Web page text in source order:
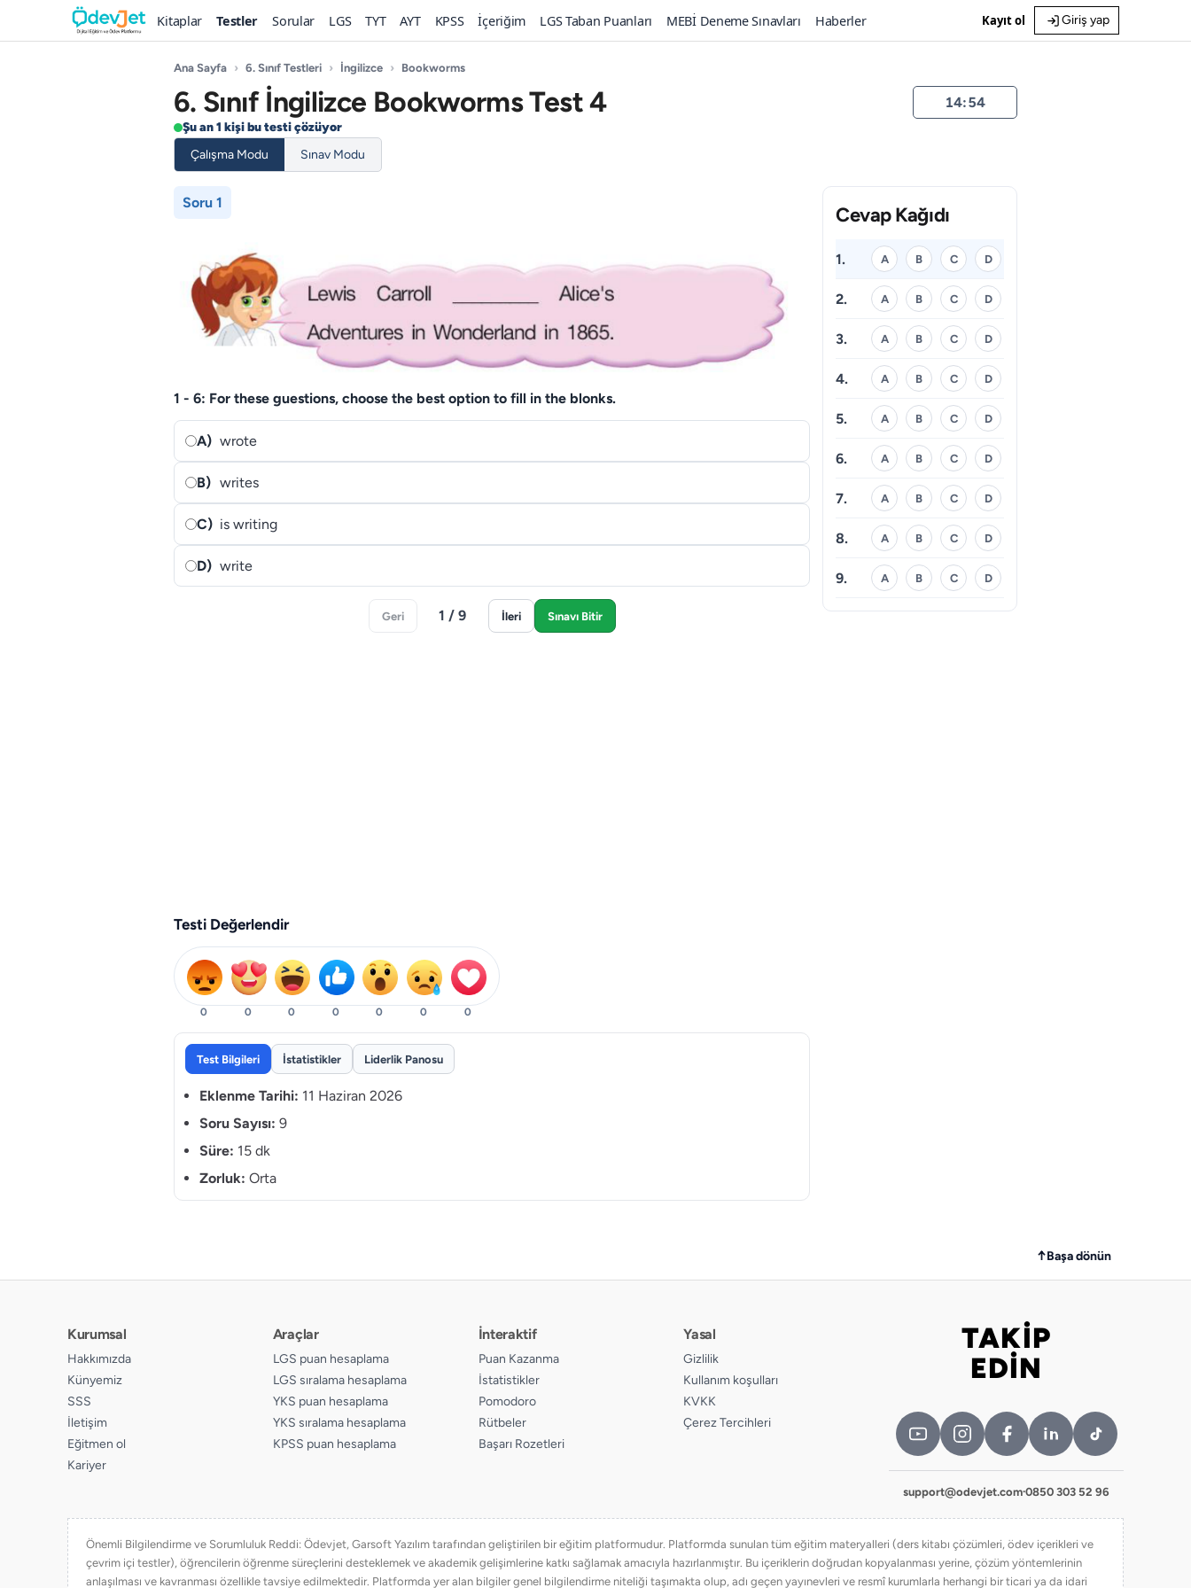
Kitaplar Testler Sorular LGS TYT AYT KPSS İçeriğim LGS Taban Puanları MEBİ Deneme Sınavları Haberler Kayıt ol Giriş yap
Ana Sayfa › 6. Sınıf Testleri › İngilizce › Bookworms
6. Sınıf İngilizce Bookworms Test 4
Şu an 1 kişi bu testi çözüyor
Çalışma Modu
Sınav Modu
14:54
Soru 1
1 - 6: For these guestions, choose the best option to fill in the blonks.
A) wrote
B) writes
C) is writing
D) write
Geri 1 / 9 İleri Sınavı Bitir
Testi Değerlendir
0 0 0 0 0 0 0
Cevap Kağıdı
1. A B C D
2. A B C D
3. A B C D
4. A B C D
5. A B C D
6. A B C D
7. A B C D
8. A B C D
9. A B C D
Test Bilgileri İstatistikler Liderlik Panosu
Eklenme Tarihi: 11 Haziran 2026
Soru Sayısı: 9
Süre: 15 dk
Zorluk: Orta
↑Başa dönün
Kurumsal
Hakkımızda
Künyemiz
SSS
İletişim
Eğitmen ol
Kariyer
Araçlar
LGS puan hesaplama
LGS sıralama hesaplama
YKS puan hesaplama
YKS sıralama hesaplama
KPSS puan hesaplama
İnteraktif
Puan Kazanma
İstatistikler
Pomodoro
Rütbeler
Başarı Rozetleri
Yasal
Gizlilik
Kullanım koşulları
KVKK
Çerez Tercihleri
Bizi takip edin
TAKİP
EDİN
support@odevjet.com·0850 303 52 96
Önemli Bilgilendirme ve Sorumluluk Reddi: Ödevjet, Garsoft Yazılım tarafından geliştirilen bir eğitim platformudur. Platformda sunulan tüm eğitim materyalleri (ders kitabı çözümleri, ödev içerikleri ve
çevrim içi testler), öğrencilerin öğrenme süreçlerini desteklemek ve akademik gelişimlerine katkı sağlamak amacıyla hazırlanmıştır. Bu içeriklerin doğrudan kopyalanması yerine, çözüm yöntemlerinin
anlaşılması ve kavranması özellikle tavsiye edilmektedir. Platformda yer alan bilgiler genel bilgilendirme niteliği taşımakta olup, adı geçen yayınevleri ve resmî kurumlarla herhangi bir ticari ya da idari